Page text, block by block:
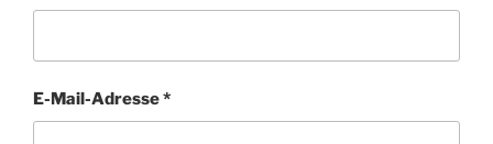
E-Mail-Adresse*